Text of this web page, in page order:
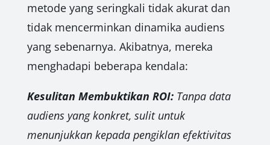
metode yang seringkali tidak akurat dan
tidak mencerminkan dinamika audiens
yang sebenarnya. Akibatnya, mereka
menghadapi beberapa kendala:
Kesulitan Membuktikan ROI:Tanpa data
audiens yang konkret, sulit untuk
menunjukkan kepada pengiklan efektivitas